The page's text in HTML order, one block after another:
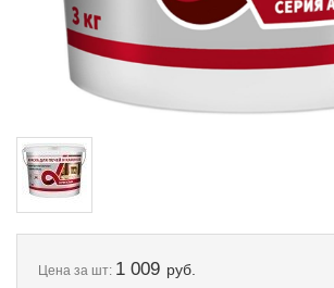
Цена за шт: 1 009 руб.